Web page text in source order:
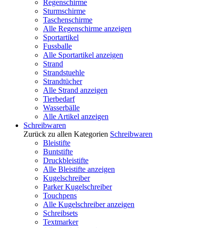
Regenschirme
Sturmschirme
Taschenschirme
Alle Regenschirme anzeigen
Sportartikel
Fussballe
Alle Sportartikel anzeigen
Strand
Strandstuehle
Strandtücher
Alle Strand anzeigen
Tierbedarf
Wasserbälle
Alle Artikel anzeigen
Schreibwaren
Zurück zu allen Kategorien Schreibwaren
Bleistifte
Buntstifte
Druckbleistifte
Alle Bleistifte anzeigen
Kugelschreiber
Parker Kugelschreiber
Touchpens
Alle Kugelschreiber anzeigen
Schreibsets
Textmarker